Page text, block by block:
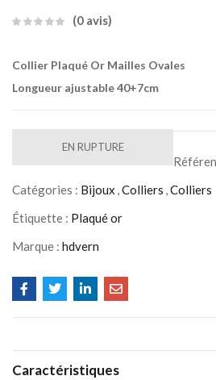
0 avis
Collier Plaqué Or Mailles Ovales
Longueur ajustable 40+7cm
EN RUPTURE
Catégories : Bijoux ,Colliers ,Colliers
Étiquette : Plaqué or
Marque : hdvern
Caractéristiques